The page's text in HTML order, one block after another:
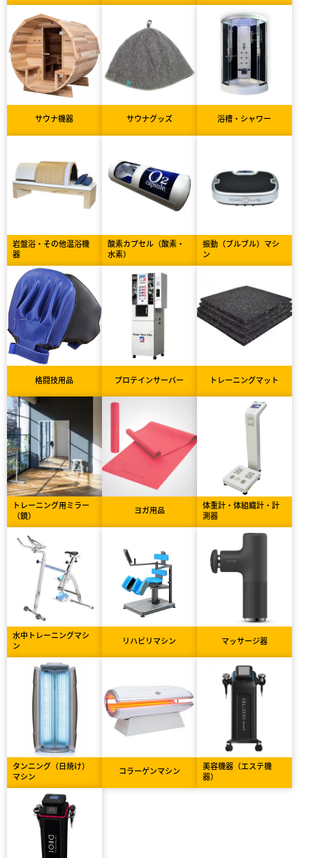
サウナ機器 サウナグッズ 浴槽・シャワー
岩盤浴・その他温浴機
器
酸素カプセル（酸素・
水素）
振動（ブルブル）マシ
ン
格闘技用品 プロテインサーバー トレーニングマット
トレーニング用ミラー
（鏡）
ヨガ用品
体重計・体組織計・計
測器
水中トレーニングマシ
ン
リハビリマシン マッサージ器
タンニング（日焼け）
マシン
コラーゲンマシン
美容機器（エステ機
器）